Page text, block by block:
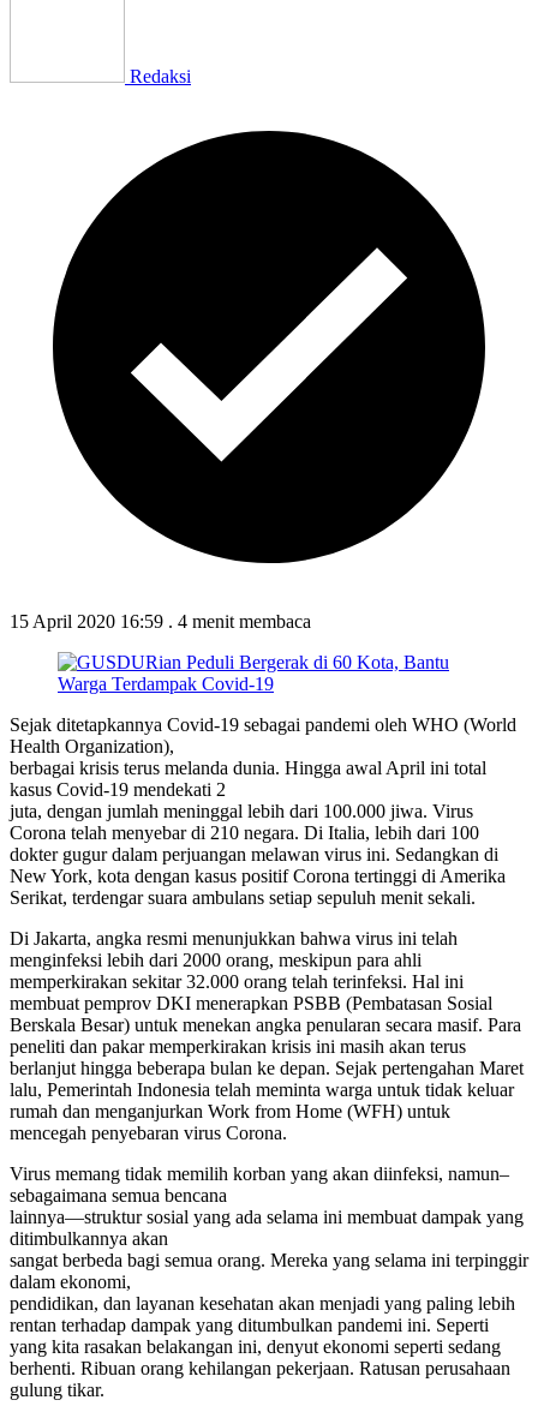
Redaksi
15 April 2020 16:59 . 4 menit membaca
Sejak ditetapkannya Covid-19 sebagai pandemi oleh WHO (World
Health Organization),
berbagai krisis terus melanda dunia. Hingga awal April ini total
kasus Covid-19 mendekati 2
juta, dengan jumlah meninggal lebih dari 100.000 jiwa. Virus
Corona telah menyebar di 210 negara. Di Italia, lebih dari 100
dokter gugur dalam perjuangan melawan virus ini. Sedangkan di
New York, kota dengan kasus positif Corona tertinggi di Amerika
Serikat, terdengar suara ambulans setiap sepuluh menit sekali.
Di Jakarta, angka resmi menunjukkan bahwa virus ini telah
menginfeksi lebih dari 2000 orang, meskipun para ahli
memperkirakan sekitar 32.000 orang telah terinfeksi. Hal ini
membuat pemprov DKI menerapkan PSBB (Pembatasan Sosial
Berskala Besar) untuk menekan angka penularan secara masif. Para
peneliti dan pakar memperkirakan krisis ini masih akan terus
berlanjut hingga beberapa bulan ke depan. Sejak pertengahan Maret
lalu, Pemerintah Indonesia telah meminta warga untuk tidak keluar
rumah dan menganjurkan Work from Home (WFH) untuk
mencegah penyebaran virus Corona.
Virus memang tidak memilih korban yang akan diinfeksi, namun–
sebagaimana semua bencana
lainnya—struktur sosial yang ada selama ini membuat dampak yang
ditimbulkannya akan
sangat berbeda bagi semua orang. Mereka yang selama ini terpinggir
dalam ekonomi,
pendidikan, dan layanan kesehatan akan menjadi yang paling lebih
rentan terhadap dampak yang ditumbulkan pandemi ini. Seperti
yang kita rasakan belakangan ini, denyut ekonomi seperti sedang
berhenti. Ribuan orang kehilangan pekerjaan. Ratusan perusahaan
gulung tikar.